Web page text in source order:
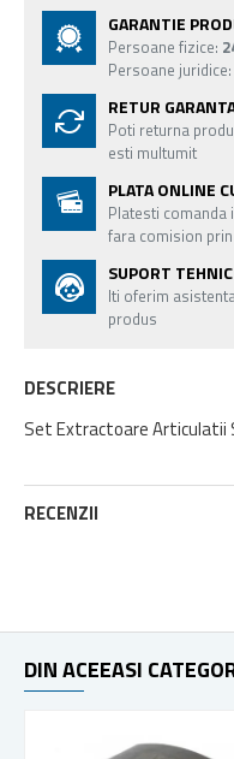
GARANTIE
Persoane fizice:
Persoane juridice:
RETUR
Poti returna
esti multumit
PLATA ONLINE
Platesti comanda
fara comision
SUPORT TEHNIC
Iti oferim
produs
DESCRIERE
Set Extractoare Articulatii
RECENZII
DIN ACEEASI